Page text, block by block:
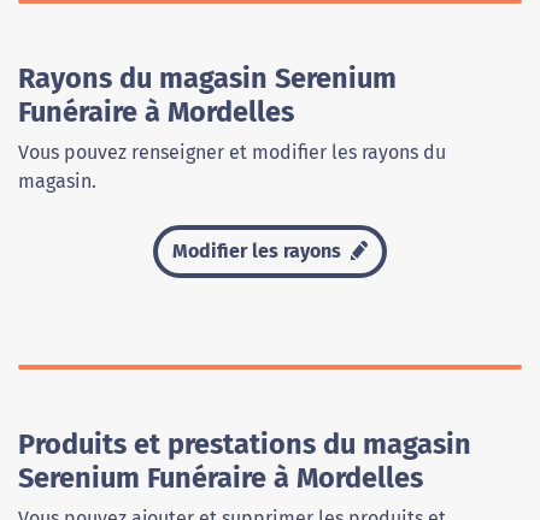
Rayons du magasin Serenium
Funéraire à Mordelles
Vous pouvez renseigner et modifier les rayons du
magasin.
Modifier les rayons
Produits et prestations du magasin
Serenium Funéraire à Mordelles